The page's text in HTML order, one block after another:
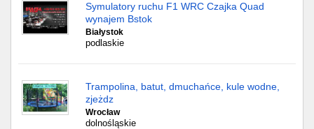
Symulatory ruchu F1 WRC Czajka Quad
wynajem Bstok
Białystok
podlaskie
Trampolina, batut, dmuchańce, kule wodne,
zjeżdz
Wrocław
dolnośląskie